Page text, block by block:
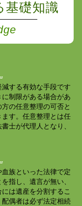
基礎知識
する有効な手段です
制限がある場合があ
の任意整理の可否と
す。任意整理とは任
士が代理人となり、
族といった法律で定
指し、遺言が無い、
は遺産を分割するこ
偶者は必ず法定相続